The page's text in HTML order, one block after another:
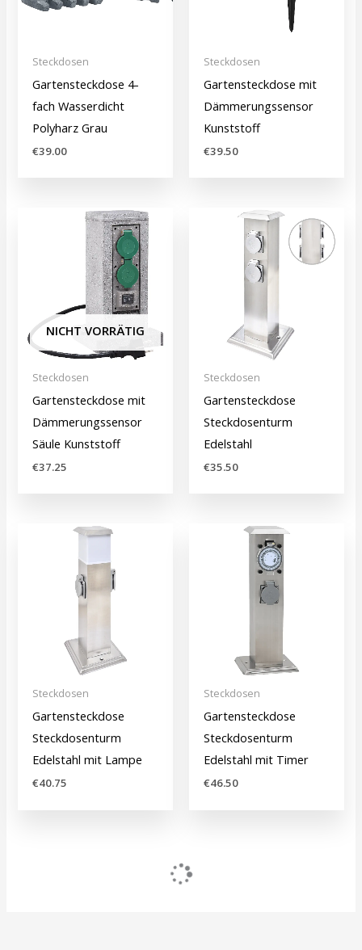
Steckdosen
Gartensteckdose 4-
fach Wasserdicht
Polyharz Grau
€39.00
Steckdosen
Gartensteckdose mit
Dämmerungssensor
Kunststoff
€39.50
NICHT VORRÄTIG
Steckdosen
Gartensteckdose mit
Dämmerungssensor
Säule Kunststoff
€37.25
Steckdosen
Gartensteckdose
Steckdosenturm
Edelstahl
€35.50
Steckdosen
Gartensteckdose
Steckdosenturm
Edelstahl mit Lampe
€40.75
Steckdosen
Gartensteckdose
Steckdosenturm
Edelstahl mit Timer
€46.50